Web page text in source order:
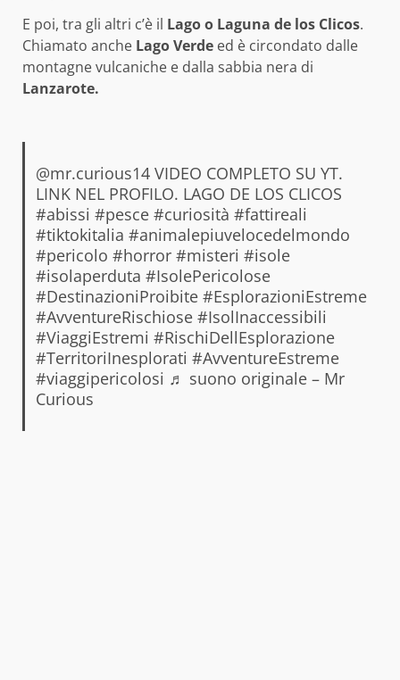
E poi, tra gli altri c’è il Lago o Laguna de los Clicos.
Chiamato anche Lago Verde ed è circondato dalle
montagne vulcaniche e dalla sabbia nera di
Lanzarote.
@mr.curious14VIDEO COMPLETO SU YT.
LINK NEL PROFILO. LAGO DE LOS CLICOS
#abissi #pesce #curiosità #fattireali
#tiktokitalia #animalepiuvelocedelmondo
#pericolo #horror #misteri #isole
#isolaperduta #IsolePericolose
#DestinazioniProibite #EsplorazioniEstreme
#AvventureRischiose #IsolInaccessibili
#ViaggiEstremi #RischiDellEsplorazione
#TerritoriInesplorati #AvventureEstreme
#viaggipericolosi ♬ suono originale – Mr
Curious